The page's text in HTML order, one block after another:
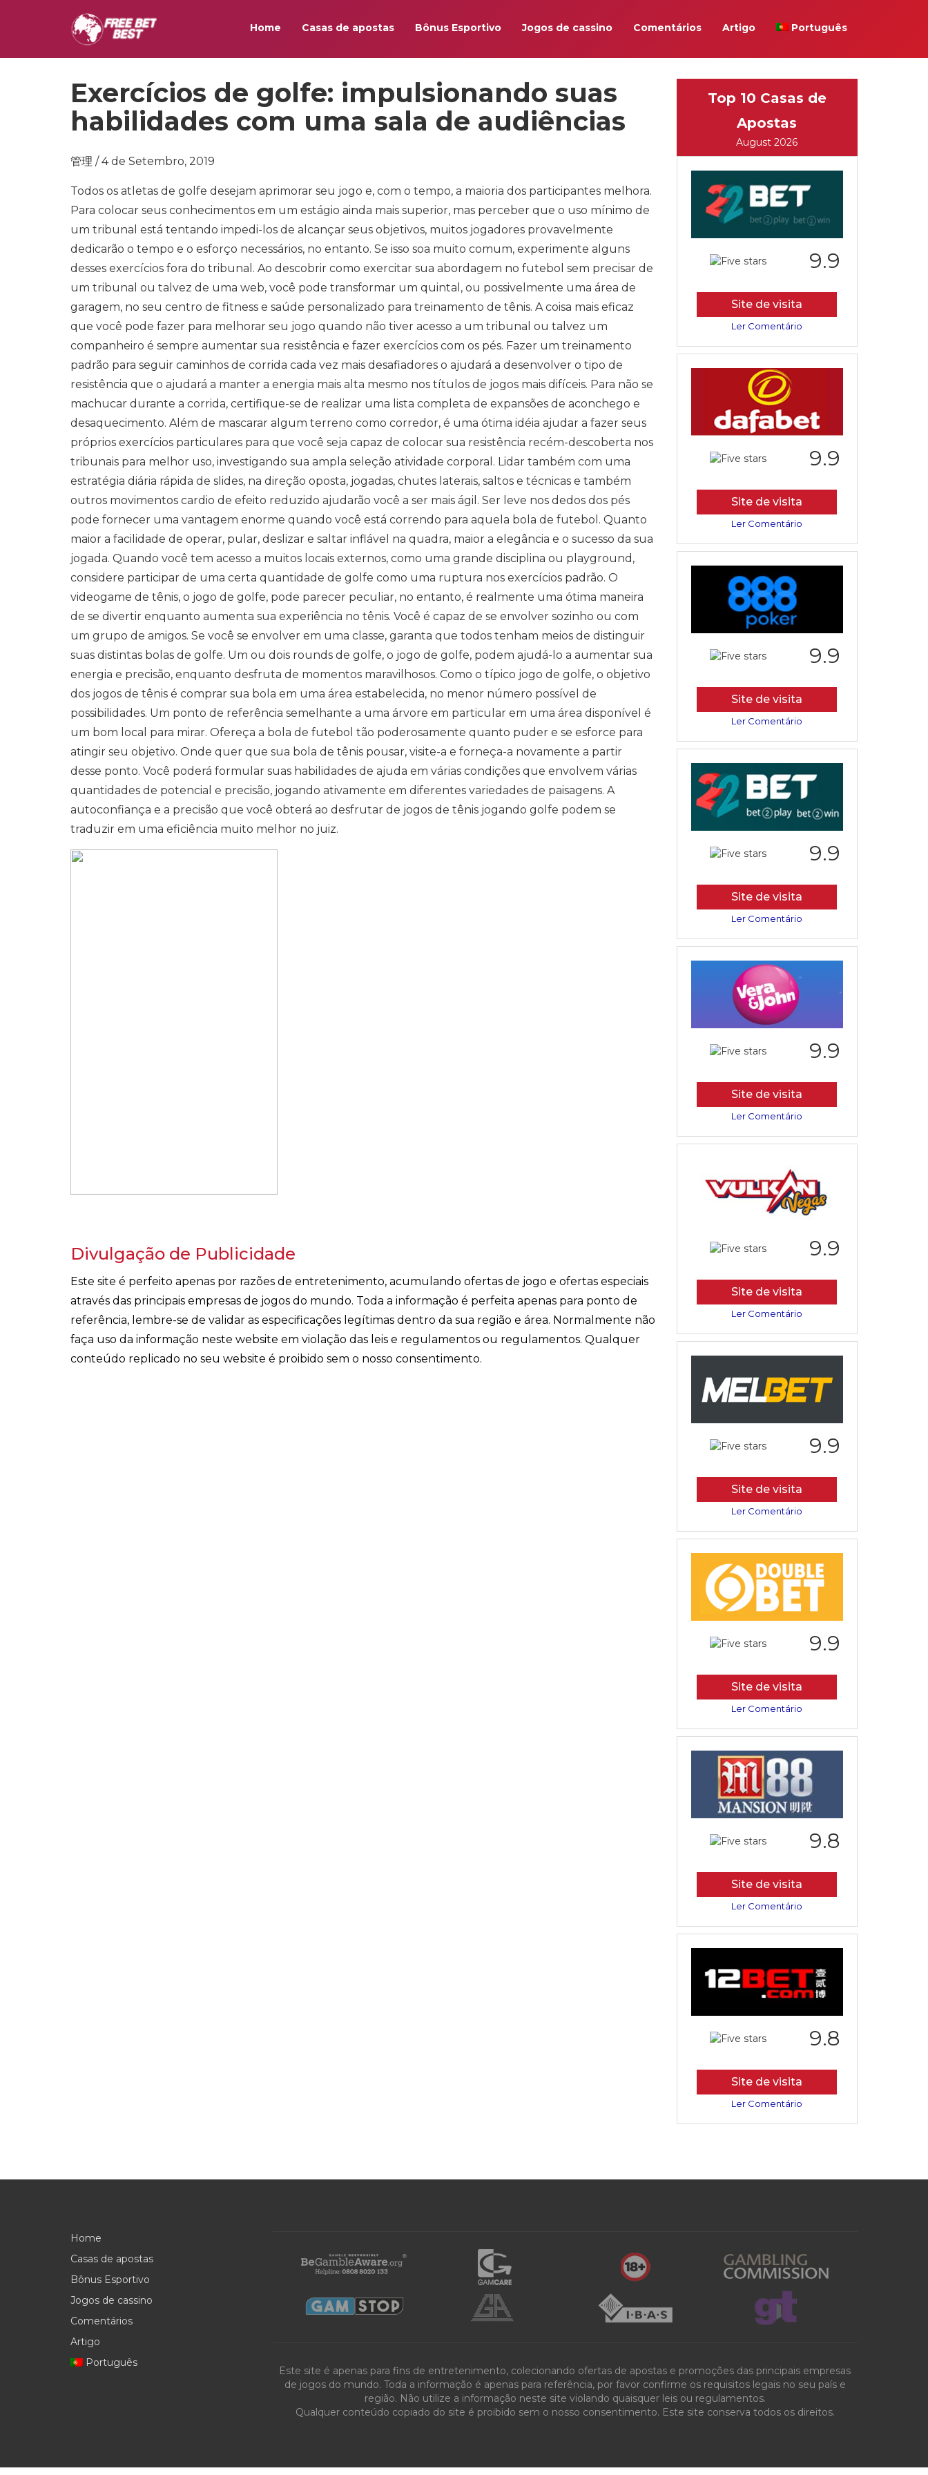
Home Casas de apostas Bônus Esportivo Jogos de cassino Comentários Artigo Português
Exercícios de golfe: impulsionando suas
habilidades com uma sala de audiências
管理 / 4 de Setembro, 2019
Todos os atletas de golfe desejam aprimorar seu jogo e, com o tempo, a maioria dos participantes melhora.
Para colocar seus conhecimentos em um estágio ainda mais superior, mas perceber que o uso mínimo de
um tribunal está tentando impedi-los de alcançar seus objetivos, muitos jogadores provavelmente
dedicarão o tempo e o esforço necessários, no entanto. Se isso soa muito comum, experimente alguns
desses exercícios fora do tribunal. Ao descobrir como exercitar sua abordagem no futebol sem precisar de
um tribunal ou talvez de uma web, você pode transformar um quintal, ou possivelmente uma área de
garagem, no seu centro de fitness e saúde personalizado para treinamento de tênis. A coisa mais eficaz
que você pode fazer para melhorar seu jogo quando não tiver acesso a um tribunal ou talvez um
companheiro é sempre aumentar sua resistência e fazer exercícios com os pés. Fazer um treinamento
padrão para seguir caminhos de corrida cada vez mais desafiadores o ajudará a desenvolver o tipo de
resistência que o ajudará a manter a energia mais alta mesmo nos títulos de jogos mais difíceis. Para não se
machucar durante a corrida, certifique-se de realizar uma lista completa de expansões de aconchego e
desaquecimento. Além de mascarar algum terreno como corredor, é uma ótima idéia ajudar a fazer seus
próprios exercícios particulares para que você seja capaz de colocar sua resistência recém-descoberta nos
tribunais para melhor uso, investigando sua ampla seleção atividade corporal. Lidar também com uma
estratégia diária rápida de slides, na direção oposta, jogadas, chutes laterais, saltos e técnicas e também
outros movimentos cardio de efeito reduzido ajudarão você a ser mais ágil. Ser leve nos dedos dos pés
pode fornecer uma vantagem enorme quando você está correndo para aquela bola de futebol. Quanto
maior a facilidade de operar, pular, deslizar e saltar inflável na quadra, maior a elegância e o sucesso da sua
jogada. Quando você tem acesso a muitos locais externos, como uma grande disciplina ou playground,
considere participar de uma certa quantidade de golfe como uma ruptura nos exercícios padrão. O
videogame de tênis, o jogo de golfe, pode parecer peculiar, no entanto, é realmente uma ótima maneira
de se divertir enquanto aumenta sua experiência no tênis. Você é capaz de se envolver sozinho ou com
um grupo de amigos. Se você se envolver em uma classe, garanta que todos tenham meios de distinguir
suas distintas bolas de golfe. Um ou dois rounds de golfe, o jogo de golfe, podem ajudá-lo a aumentar sua
energia e precisão, enquanto desfruta de momentos maravilhosos. Como o típico jogo de golfe, o objetivo
dos jogos de tênis é comprar sua bola em uma área estabelecida, no menor número possível de
possibilidades. Um ponto de referência semelhante a uma árvore em particular em uma área disponível é
um bom local para mirar. Ofereça a bola de futebol tão poderosamente quanto puder e se esforce para
atingir seu objetivo. Onde quer que sua bola de tênis pousar, visite-a e forneça-a novamente a partir
desse ponto. Você poderá formular suas habilidades de ajuda em várias condições que envolvem várias
quantidades de potencial e precisão, jogando ativamente em diferentes variedades de paisagens. A
autoconfiança e a precisão que você obterá ao desfrutar de jogos de tênis jogando golfe podem se
traduzir em uma eficiência muito melhor no juiz.
Divulgação de Publicidade
Este site é perfeito apenas por razões de entretenimento, acumulando ofertas de jogo e ofertas especiais
através das principais empresas de jogos do mundo. Toda a informação é perfeita apenas para ponto de
referência, lembre-se de validar as especificações legítimas dentro da sua região e área. Normalmente não
faça uso da informação neste website em violação das leis e regulamentos ou regulamentos. Qualquer
conteúdo replicado no seu website é proibido sem o nosso consentimento.
Top 10 Casas de
Apostas
August 2026
9.9
Site de visita
Ler Comentário
9.9
Site de visita
Ler Comentário
9.9
Site de visita
Ler Comentário
9.9
Site de visita
Ler Comentário
9.9
Site de visita
Ler Comentário
9.9
Site de visita
Ler Comentário
9.9
Site de visita
Ler Comentário
9.9
Site de visita
Ler Comentário
9.8
Site de visita
Ler Comentário
9.8
Site de visita
Ler Comentário
Home
Casas de apostas
Bônus Esportivo
Jogos de cassino
Comentários
Artigo
Português
Este site é apenas para fins de entretenimento, colecionando ofertas de apostas e promoções das principais empresas
de jogos do mundo. Toda a informação é apenas para referência, por favor confirme os requisitos legais no seu país e
região. Não utilize a informação neste site violando quaisquer leis ou regulamentos.
Qualquer conteúdo copiado do site é proibido sem o nosso consentimento. Este site conserva todos os direitos.